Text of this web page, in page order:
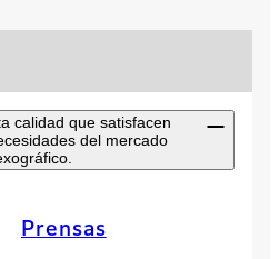
calidad que satisfacen
del mercado
Prensas